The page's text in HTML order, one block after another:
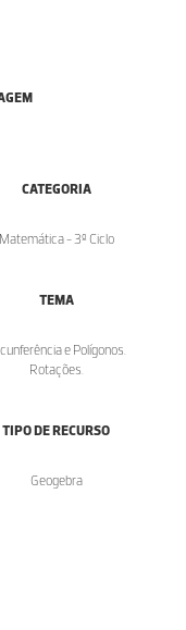
CATEGORIA
Matemática - 3º Ciclo
TEMA
e Polígonos.
Rotações.
TIPO DE RECURSO
Geogebra